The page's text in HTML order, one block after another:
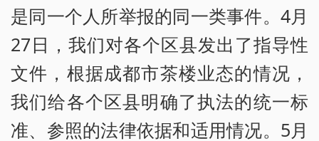
是同一个人所举报的同一类事件。4月
27日，我们对各个区县发出了指导性
文件，根据成都市茶楼业态的情况，
我们给各个区县明确了执法的统一标
准、参照的法律依据和适用情况。5月